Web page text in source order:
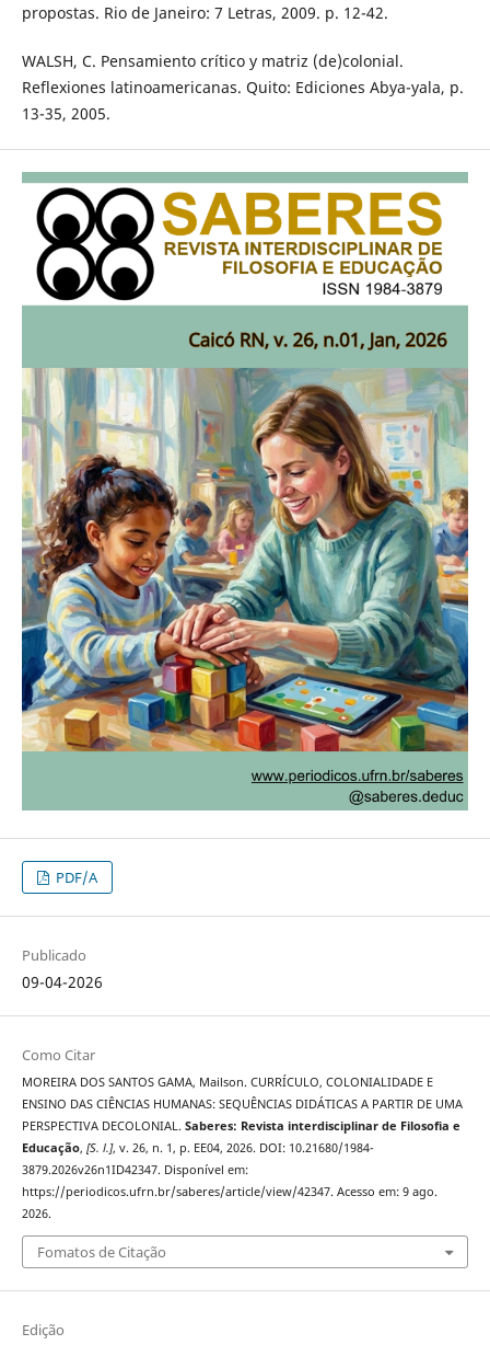
propostas. Rio de Janeiro: 7 Letras, 2009. p. 12-42.
WALSH, C. Pensamiento crítico y matriz (de)colonial.
Reflexiones latinoamericanas. Quito: Ediciones Abya-yala, p.
13-35, 2005.
PDF/A
Publicado
09-04-2026
Como Citar
MOREIRA DOS SANTOS GAMA, Mailson. CURRÍCULO, COLONIALIDADE E
ENSINO DAS CIÊNCIAS HUMANAS: SEQUÊNCIAS DIDÁTICAS A PARTIR DE UMA
PERSPECTIVA DECOLONIAL. Saberes: Revista interdisciplinar de Filosofia e
Educação, [S. l.], v. 26, n. 1, p. EE04, 2026. DOI: 10.21680/1984-
3879.2026v26n1ID42347. Disponível em:
https://periodicos.ufrn.br/saberes/article/view/42347. Acesso em: 9 ago.
2026.
Fomatos de Citação
Edição